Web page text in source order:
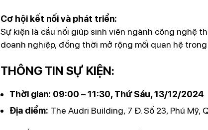
Cơ hội kết nối và phát triển:
Sự kiện là cầu nối giúp sinh viên ngành công nghệ
doanh nghiệp, đồng thời mở rộng mối quan hệ
THÔNG TIN SỰ KIỆN:
Thời gian: 09:00 – 11:30, Thứ Sáu, 13/12/2024
Địa điểm: The Audri Building, 7 Đ. Số 23, Phú Mỹ,